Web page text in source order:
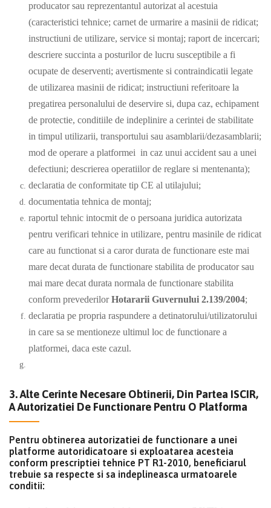
producator sau reprezentantul autorizat al acestuia
(caracteristici tehnice; carnet de urmarire a masinii de ridicat;
instructiuni de utilizare, service si montaj; raport de incercari;
descriere succinta a posturilor de lucru susceptibile a fi
ocupate de deserventi; avertismente si contraindicatii legate
de utilizarea masinii de ridicat; instructiuni referitoare la
pregatirea personalului de deservire si, dupa caz, echipament
de protectie, conditiile de indeplinire a cerintei de stabilitate
in timpul utilizarii, transportului sau asamblarii/dezasamblarii;
mod de operare a platformei in caz unui accident sau a unei
defectiuni; descrierea operatiilor de reglare si mentenanta);
declaratia de conformitate tip CE al utilajului;
documentatia tehnica de montaj;
raportul tehnic intocmit de o persoana juridica autorizata
pentru verificari tehnice in utilizare, pentru masinile de ridicat
care au functionat si a caror durata de functionare este mai
mare decat durata de functionare stabilita de producator sau
mai mare decat durata normala de functionare stabilita
conform prevederilorHotararii Guvernului 2.139/2004;
declaratia pe propria raspundere a detinatorului/utilizatorului
in care sa se mentioneze ultimul loc de functionare a
platformei, daca este cazul.
3. Alte Cerinte Necesare Obtinerii, Din Partea ISCIR,
A Autorizatiei De Functionare Pentru O Platforma
Pentru obtinerea autorizatiei de functionare a unei
platforme autoridicatoare si exploatarea acesteia
conform prescriptiei tehnice PT R1-2010, beneficiarul
trebuie sa respecte si sa indeplineasca urmatoarele
conditii: